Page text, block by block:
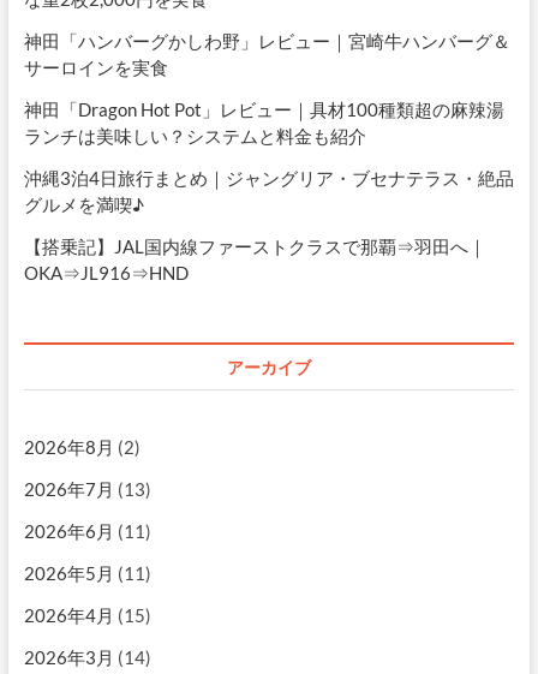
神田「ハンバーグかしわ野」レビュー｜宮崎牛ハンバーグ＆
サーロインを実食
神田「Dragon Hot Pot」レビュー｜具材100種類超の麻辣湯
ランチは美味しい？システムと料金も紹介
沖縄3泊4日旅行まとめ｜ジャングリア・ブセナテラス・絶品
グルメを満喫♪
【搭乗記】JAL国内線ファーストクラスで那覇⇒羽田へ｜
OKA⇒JL916⇒HND
アーカイブ
2026年8月 (2)
2026年7月 (13)
2026年6月 (11)
2026年5月 (11)
2026年4月 (15)
2026年3月 (14)